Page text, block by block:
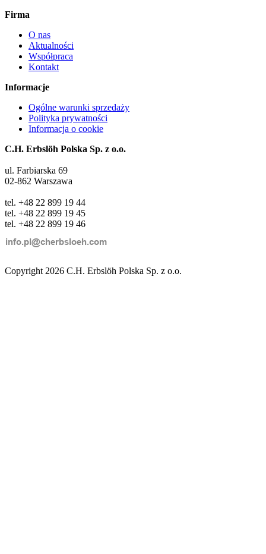
Firma
O nas
Aktualności
Współpraca
Kontakt
Informacje
Ogólne warunki sprzedaży
Polityka prywatności
Informacja o cookie
C.H. Erbslöh Polska Sp. z o.o.
ul. Farbiarska 69
02-862 Warszawa
tel. +48 22 899 19 44
tel. +48 22 899 19 45
tel. +48 22 899 19 46
Copyright 2026 C.H. Erbslöh Polska Sp. z o.o.